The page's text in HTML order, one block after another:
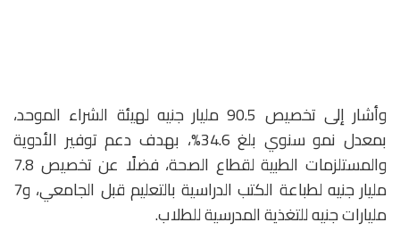
وأشار إلى تخصيص 90.5 مليار جنيه لهيئة الشراء الموحد،
بمعدل نمو سنوي بلغ 34.6%، بهدف دعم توفير الأدوية
والمستلزمات الطبية لقطاع الصحة، فضلًا عن تخصيص 7.8
مليار جنيه لطباعة الكتب الدراسية بالتعليم قبل الجامعي، و7
مليارات جنيه للتغذية المدرسية للطلاب.